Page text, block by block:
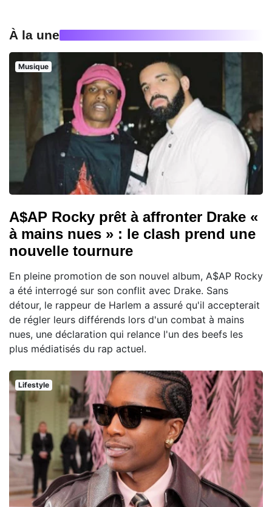
À la une
Musique
A$AP Rocky prêt à affronter Drake «
à mains nues » : le clash prend une
nouvelle tournure
En pleine promotion de son nouvel album, A$AP Rocky
a été interrogé sur son conflit avec Drake. Sans
détour, le rappeur de Harlem a assuré qu'il accepterait
de régler leurs différends lors d'un combat à mains
nues, une déclaration qui relance l'un des beefs les
plus médiatisés du rap actuel.
Lifestyle